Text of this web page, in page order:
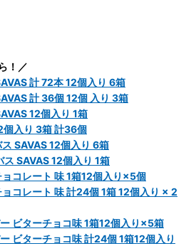
！／
計 72本 12個入り 6箱
計 36個 12個 入り 3箱
12個入り 1箱
個入り 3箱 計36個
SAVAS 12個入り 6箱
SAVAS 12個入り 1箱
コレート 味 1箱12個入り×5個
コレート 味 計24個 1箱 12個入り × 2
ビターチョコ味 1箱12個入り×5箱
ビターチョコ味 計24個 1箱12個入り